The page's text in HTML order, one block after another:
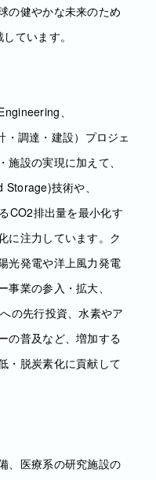
の健やかな未来のため
ています。
、
調達・建設）プロジェ
設の実現に加えて、
技術や、
CO2排出量を最小化す
に注力しています。ク
光発電や洋上風力発電
業の参入・拡大、
の先行投資、水素やア
の普及など、増加する
・脱炭素化に貢献して
、医療系の研究施設の